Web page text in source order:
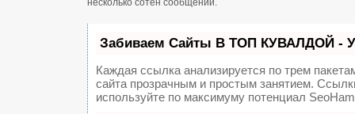
Забиваем Сайты В ТОП КУВАЛДОЙ -
Каждая ссылка анализируется по трем
сайта прозрачным и простым занятием.
используйте по максимуму потенциал